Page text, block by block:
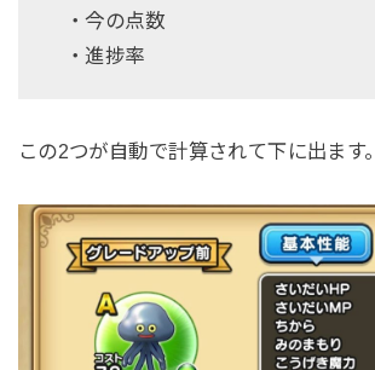
・今の点数
・進捗率
この2つが自動で計算されて下に出ます。